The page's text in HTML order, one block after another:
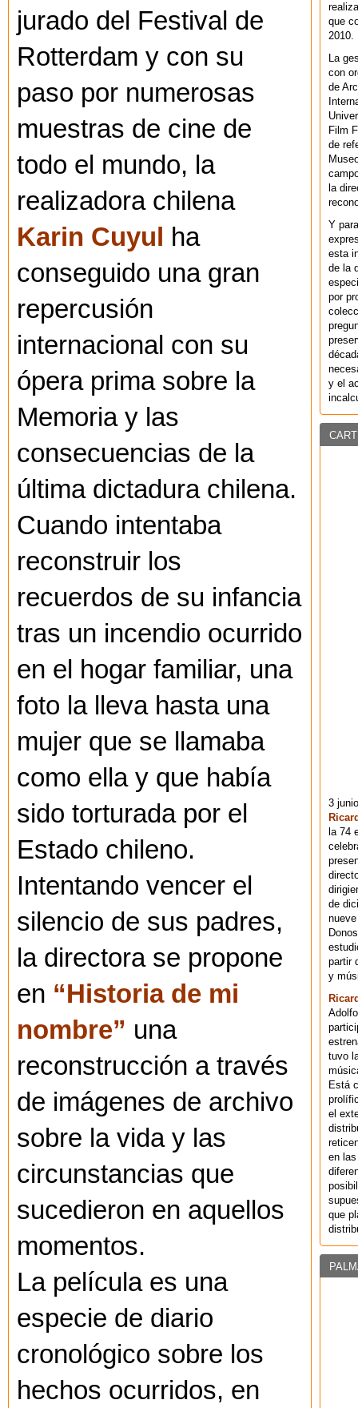
jurado del Festival de
Rotterdam y con su
paso por numerosas
muestras de cine de
todo el mundo, la
realizadora chilena
Karin Cuyul ha
conseguido una gran
repercusión
internacional con su
ópera prima sobre la
Memoria y las
consecuencias de la
última dictadura chilena.
Cuando intentaba
reconstruir los
recuerdos de su infancia
tras un incendio ocurrido
en el hogar familiar, una
foto la lleva hasta una
mujer que se llamaba
como ella y que había
sido torturada por el
Estado chileno.
Intentando vencer el
silencio de sus padres,
la directora se propone
en “Historia de mi
nombre” una
reconstrucción a través
de imágenes de archivo
sobre la vida y las
circunstancias que
sucedieron en aquellos
momentos.
La película es una
especie de diario
cronológico sobre los
hechos ocurridos, en
que
2010.
La
con
de
Film
de
la
Y
esta
de la
por
y el
3
la 74
de
partir
y
tuvo
Está
el
en
que